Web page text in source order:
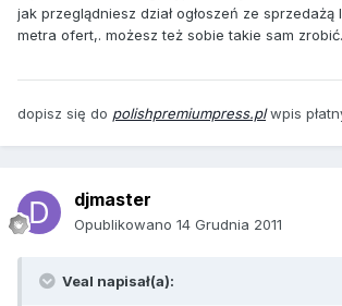
jak przeglądniesz dział ogłoszeń ze sprzedażą
metra ofert,. możesz też sobie takie sam zrobić.
dopisz się do polishpremiumpress.plwpis
djmaster
Opublikowano 14 Grudnia 2011
Veal napisał(a):